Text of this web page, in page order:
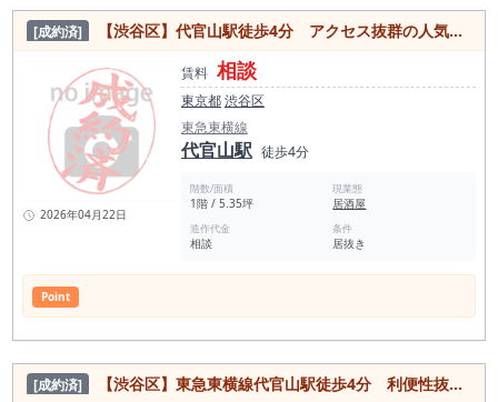
[成約済] 【渋谷区】代官山駅徒歩4分 アクセス抜群の人気エリア！内装美麗な居抜き物件
2026年04月22日
賃料 相談
東京都渋谷区
東急東横線
代官山駅 徒歩4分
階数/面積
1階 / 5.35坪
現業態
居酒屋
造作代金
相談
条件
居抜き
Point
[成約済] 【渋谷区】東急東横線代官山駅徒歩4分 利便性抜群・人気エリア◎代官山キャッスルストリート沿いの路面店居抜き物件